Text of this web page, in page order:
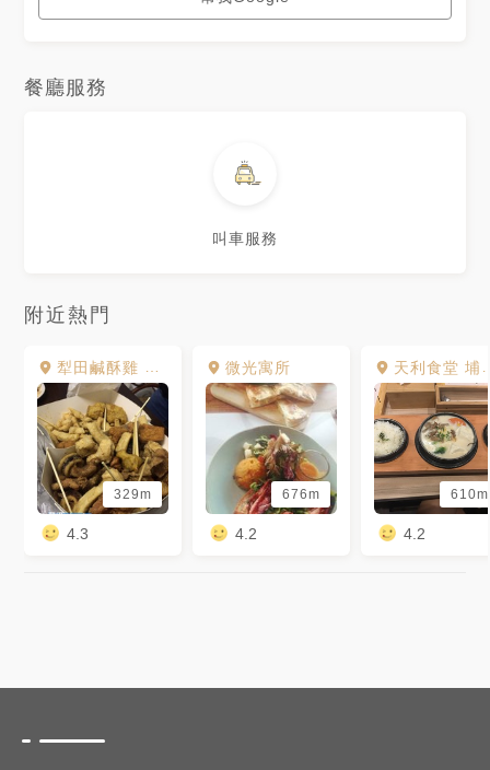
餐廳服務
叫車服務
附近熱門
犁田鹹酥雞 埔里總店
329m
4.3
微光寓所
676m
4.2
天利食堂 埔里店
610m
4.2